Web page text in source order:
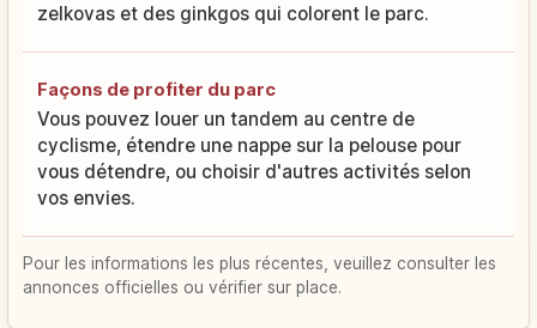
zelkovas et des ginkgos qui colorent le parc.
Façons de profiter du parc
Vous pouvez louer un tandem au centre de
cyclisme, étendre une nappe sur la pelouse pour
vous détendre, ou choisir d'autres activités selon
vos envies.
Pour les informations les plus récentes, veuillez consulter les
annonces officielles ou vérifier sur place.